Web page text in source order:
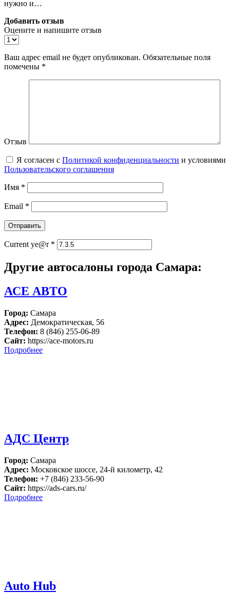
нужно и…
Добавить отзыв
Оцените и напишите отзыв
Ваш адрес email не будет опубликован. Обязательные поля
помечены *
Отзыв
Я согласен с Политикой конфиденциальности и условиями
Пользовательского соглашения
Имя *
Email *
Current ye@r *
Другие автосалоны города Самара:
АСЕ АВТО
Город: Самара
Адрес: Демократическая, 56
Телефон: 8 (846) 255-06-89
Сайт: https://ace-motors.ru
Подробнее
АДС Центр
Город: Самара
Адрес: Московское шоссе, 24-й километр, 42
Телефон: +7 (846) 233-56-90
Сайт: https://ads-cars.ru/
Подробнее
Auto Hub